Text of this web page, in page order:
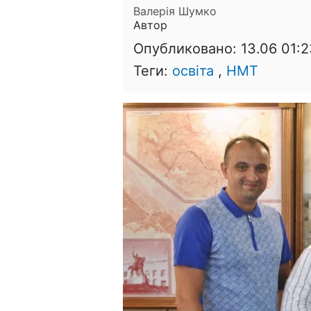
Валерія Шумко
Автор
Опубликовано: 13.06
Теги: освіта , НМТ